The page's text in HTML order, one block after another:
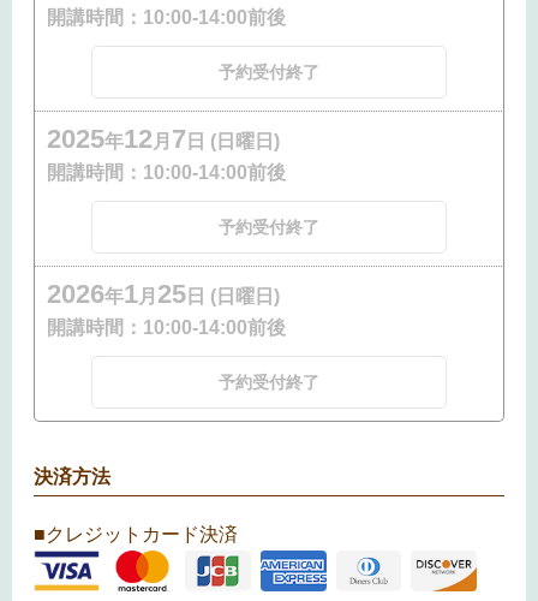
開講時間： 10:00-14:00前後
予約受付終了
2025年12月 7 日 (日曜日)
開講時間： 10:00-14:00前後
予約受付終了
2026年1月 25 日 (日曜日)
開講時間： 10:00-14:00前後
予約受付終了
決済方法
■クレジットカード決済